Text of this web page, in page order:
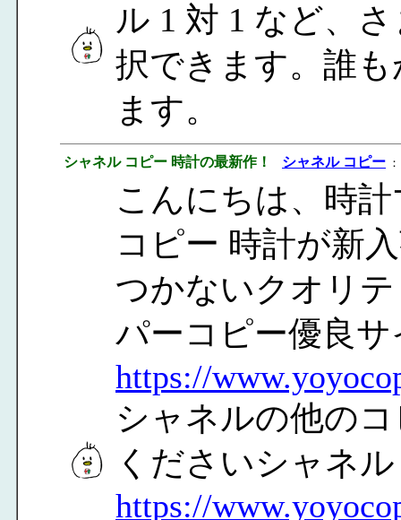
ル 1 対 1 など、
択できます。誰
ます。
シャネル コピー 時計の最新作！ シャネル コピー
こんにちは、時
コピー 時計が新
つかないクオリ
パーコピー優良サ
https://
シャネルの他の
くださいシャネ
https://